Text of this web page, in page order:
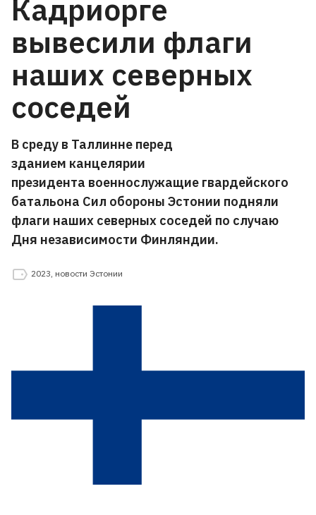
Кадриорге
вывесили флаги
наших северных
соседей
В среду в Таллинне перед
зданием канцелярии
президента военнослужащие гвардейского
батальона Сил обороны Эстонии подняли
флаги наших северных соседей по случаю
Дня независимости Финляндии.
2023, новости Эстонии